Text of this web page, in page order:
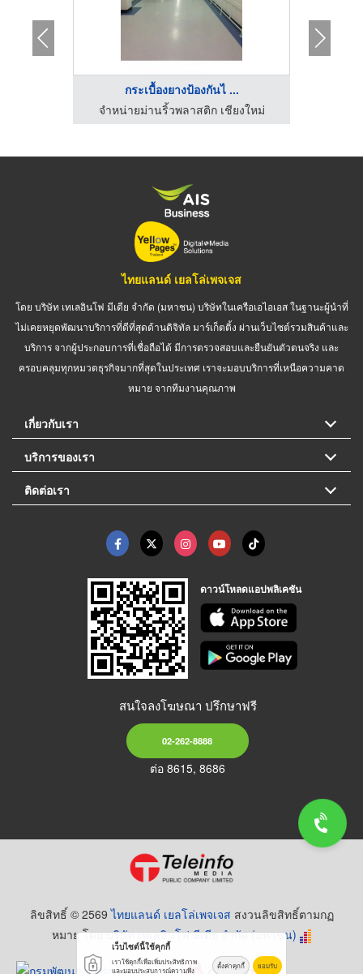
กระเบื้องยางป้องกันไ ...
จำหน่ายม่านริ้วพลาสติก เชียงใหม่
ไทยแลนด์ เยลโล่เพจเจส
โดย บริษัท เทเลอินโฟ มีเดีย จำกัด (มหาชน) บริษัทในเครือเอไอเอส ในฐานะผู้นำที่
ไม่เคยหยุดพัฒนาบริการที่ดีที่สุดด้านดิจิทัล มาร์เก็ตติ้ง ผ่านเว็บไซต์รวมสินค้าและ
บริการ จากผู้ประกอบการที่เชื่อถือได้ มีการตรวจสอบและยืนยันตัวตนจริง และ
ครอบคลุมทุกหมวดธุรกิจมากที่สุดในประเทศ เราจะมอบบริการที่เหนือความคาด
หมาย จากทีมงานคุณภาพ
เกี่ยวกับเรา
บริการของเรา
ติดต่อเรา
ดาวน์โหลดแอปพลิเคชัน
สนใจลงโฆษณา ปรึกษาฟรี
02-262-8888
ต่อ 8615, 8686
ลิขสิทธิ์ © 2569ไทยแลนด์ เยลโล่เพจเจส สงวนลิขสิทธิ์ตามกฏ
หมาย โดยบริษัท เทเลอินโฟ มีเดีย จำกัด (มหาชน)
เว็บไซต์นี้ใช้คุกกี้
เราใช้คุกกี้เพื่อเพิ่มประสิทธิภาพ
และมอบประสบการณ์ความพึง
ตั้งค่าคุกกี้ ยอมรับ